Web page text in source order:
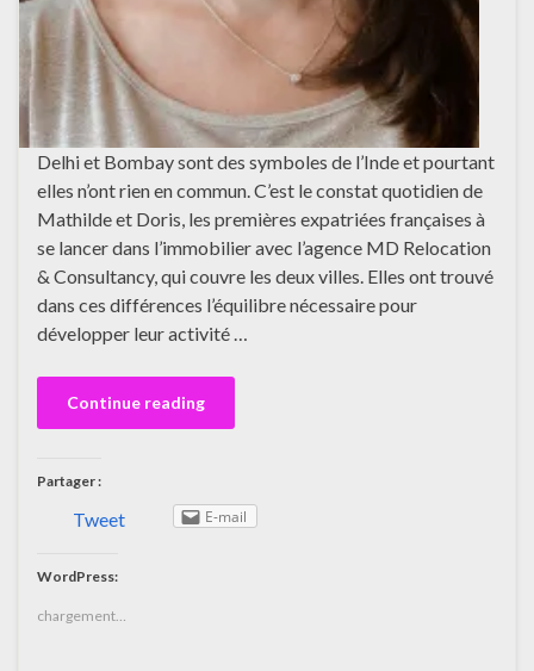
Delhi et Bombay sont des symboles de l’Inde et pourtant
elles n’ont rien en commun. C’est le constat quotidien de
Mathilde et Doris, les premières expatriées françaises à
se lancer dans l’immobilier avec l’agence MD Relocation
& Consultancy, qui couvre les deux villes. Elles ont trouvé
dans ces différences l’équilibre nécessaire pour
développer leur activité …
Continue reading
Partager :
Tweet E-mail
WordPress:
chargement…